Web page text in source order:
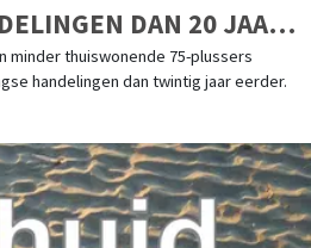
DAN 20 JAAR
minder thuiswonende 75-plussers
handelingen dan twintig jaar eerder.